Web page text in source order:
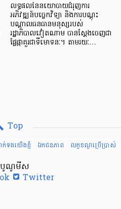
លទ្ធផលនៃនយោបាយជំរុញការ
អភិវឌ្ឍន៍បច្ចេកវិទ្យា និងការបណ្តុះ
បណ្តាលធនធានមនុស្សរបស់
រដ្ឋាភិបាលវៀតណាម បានស្តែងចេញជា
ផ្លែផ្កាគួរជាទីមោទនៈ។ តាមរយៈ…
Top
ក់ទងយើងខ្ញំ ឯកជនភាព លក្ខខណ្ឌ​ប្រើ​ប្រាស់
បូណូមីស
Twitter